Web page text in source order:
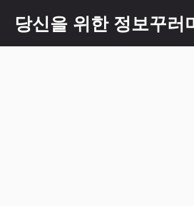
content
당신을 위한 정보꾸러